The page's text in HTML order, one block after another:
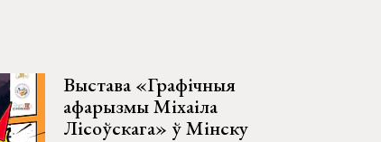
Выстава «Графічныя
афарызмы Міхаіла
Лісоўскага» ў Мінску